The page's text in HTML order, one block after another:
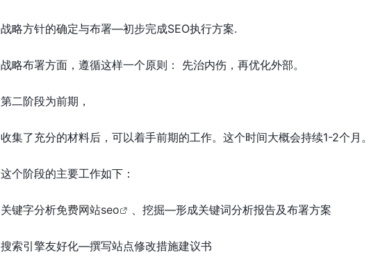
战略方针的确定与布署—初步完成SEO执行方案.
战略布署方面，遵循这样一个原则： 先治内伤，再优化外部。
第二阶段为前期，
收集了充分的材料后，可以着手前期的工作。这个时间大概会持续1-2个月。
这个阶段的主要工作如下：
关键字分析免费网站seo 、挖掘—形成关键词分析报告及布署方案
搜索引擎友好化—撰写站点修改措施建议书